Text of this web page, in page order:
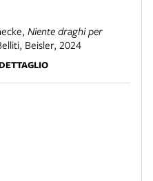
, Niente draghi per
, Beisler, 2024